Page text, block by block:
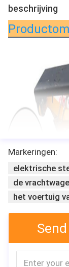
beschrijving
Markeringen:
elektrische
de
het voertuig